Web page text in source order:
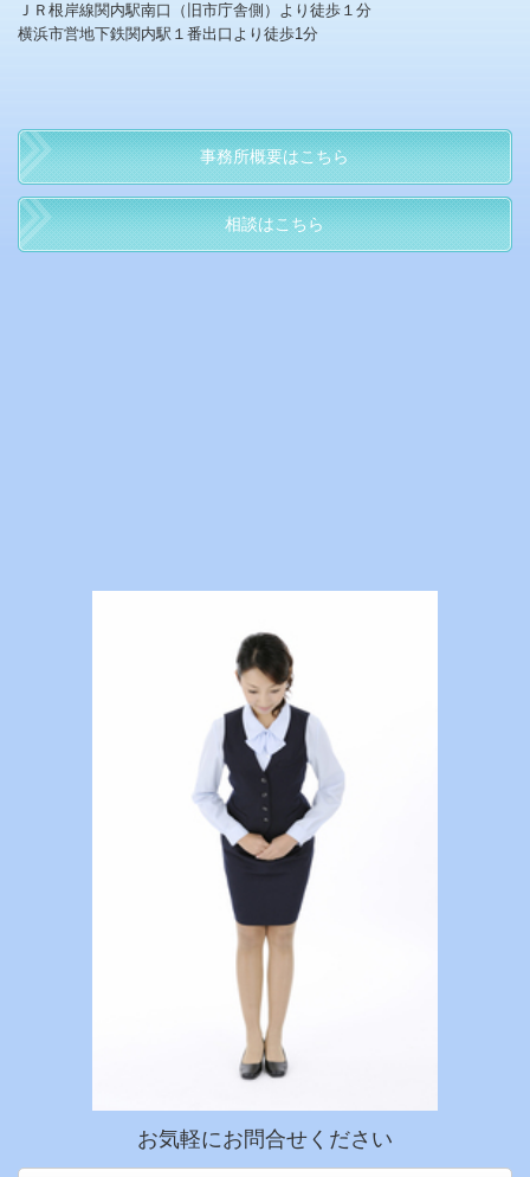
ＪＲ根岸線関内駅南口（旧市庁舎側）より徒歩１分
横浜市営地下鉄関内駅１番出口より徒歩1分
事務所概要はこちら
相談はこちら
お気軽にお問合せください